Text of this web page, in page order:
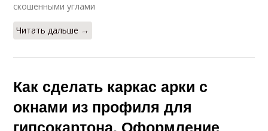
скошенными углами
Читать дальше →
Как сделать каркас арки с
окнами из профиля для